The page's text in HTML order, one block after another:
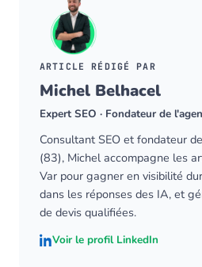
ARTICLE RÉDIGÉ PAR
Michel Belhacel
Expert SEO · Fondateur de
Consultant SEO et fondateur
(83), Michel accompagne les
Var pour gagner en visibilité
dans les réponses des IA, et
de devis qualifiées.
Voir le profil LinkedIn